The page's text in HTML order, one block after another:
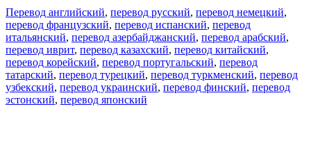
Перевод английский, перевод русский, перевод немецкий,
перевод французский, перевод испанский, перевод
итальянский, перевод азербайджанский, перевод арабский,
перевод иврит, перевод казахский, перевод китайский,
перевод корейский, перевод португальский, перевод
татарский, перевод турецкий, перевод туркменский, перевод
узбекский, перевод украинский, перевод финский, перевод
эстонский, перевод японский